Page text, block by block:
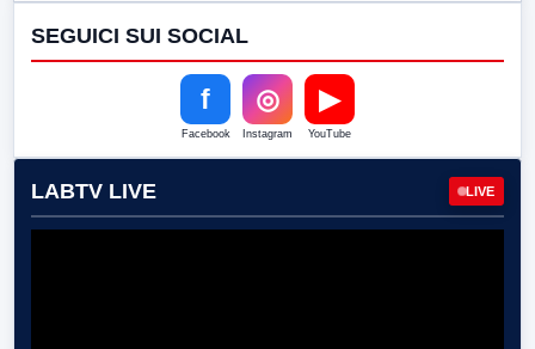
SEGUICI SUI SOCIAL
f
Facebook
◎
Instagram
▶
YouTube
LABTV LIVE LIVE